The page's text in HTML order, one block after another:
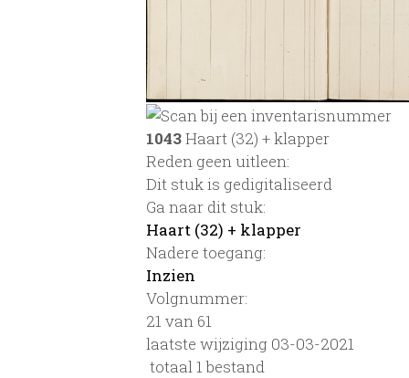
1043Haart (32) + klapper
Reden geen uitleen:
Dit stuk is gedigitaliseerd
Ga naar dit stuk:
Haart (32) + klapper
Nadere toegang:
Inzien
Volgnummer:
21 van 61
laatste wijziging 03-03-2021
totaal 1 bestand